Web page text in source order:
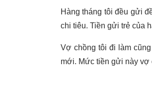
Hàng tháng tôi đều gửi
chi tiêu. Tiền gửi trẻ của
Vợ chồng tôi đi làm
mới. Mức tiền gửi này vợ